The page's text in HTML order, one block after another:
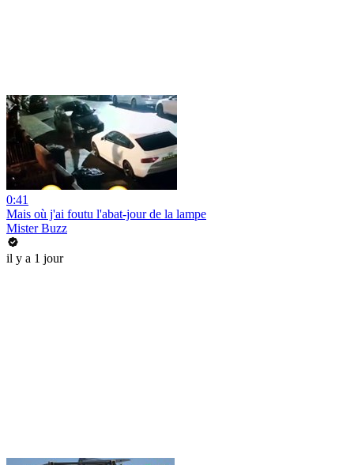
0:41
Mais où j'ai foutu l'abat-jour de la lampe
Mister Buzz
il y a 1 jour